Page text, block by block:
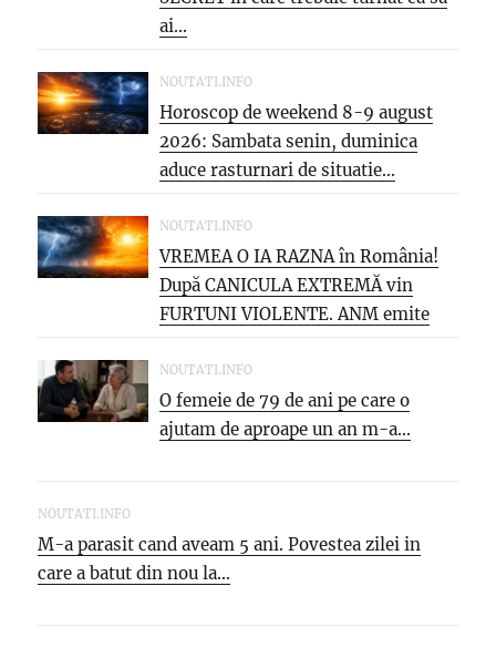
ai...
NOUTATI.INFO
Horoscop de weekend 8-9 august
2026: Sambata senin, duminica
aduce rasturnari de situatie…
NOUTATI.INFO
VREMEA O IA RAZNA în România!
După CANICULA EXTREMĂ vin
FURTUNI VIOLENTE. ANM emite
NOI...
NOUTATI.INFO
O femeie de 79 de ani pe care o
ajutam de aproape un an m-a...
NOUTATI.INFO
M-a parasit cand aveam 5 ani. Povestea zilei in
care a batut din nou la...